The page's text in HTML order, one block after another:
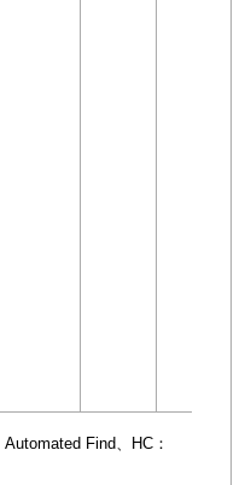
Automated Find、HC：